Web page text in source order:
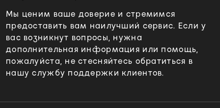
Мы ценим ваше доверие и стремимся
предоставить вам наилучший сервис. Если у
вас возникнут вопросы, нужна
дополнительная информация или помощь,
пожалуйста, не стесняйтесь обратиться в
нашу службу поддержки клиентов.